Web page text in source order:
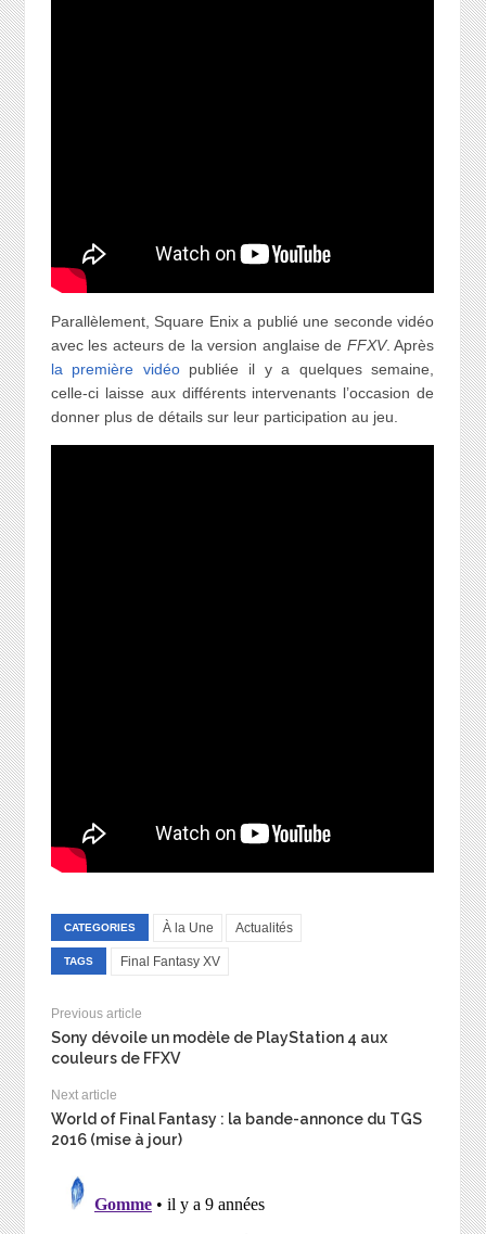
Parallèlement, Square Enix a publié une seconde vidéo
avec les acteurs de la version anglaise de FFXV. Après
la première vidéopubliée il y a quelques semaine,
celle-ci laisse aux différents intervenants l’occasion de
donner plus de détails sur leur participation au jeu.
CATEGORIES À la Une Actualités
TAGS Final Fantasy XV
Previous article
Sony dévoile un modèle de PlayStation 4 aux
couleurs de FFXV
Next article
World of Final Fantasy : la bande-annonce du TGS
2016 (mise à jour)